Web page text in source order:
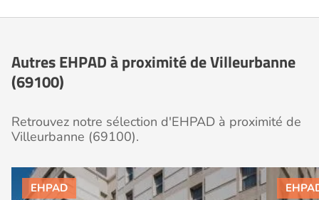
Autres EHPAD à proximité de Villeurbanne
(69100)
Retrouvez notre sélection d'EHPAD à proximité de
Villeurbanne (69100).